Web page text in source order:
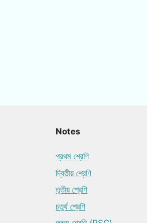
Notes
প্রথম শ্রেণি
দ্বিতীয় শ্রেণি
তৃতীয় শ্রেণি
চতুর্থ শ্রেণি